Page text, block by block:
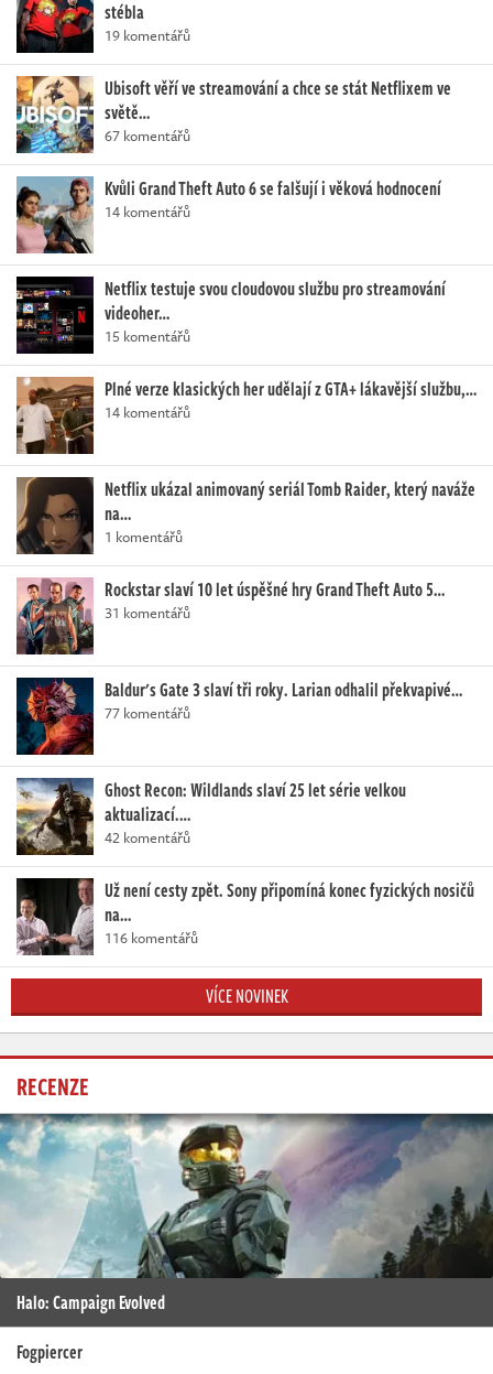
stébla
19 komentářů
Ubisoft věří ve streamování a chce se stát Netflixem ve
světě…
67 komentářů
Kvůli Grand Theft Auto 6 se falšují i věková hodnocení
14 komentářů
Netflix testuje svou cloudovou službu pro streamování
videoher…
15 komentářů
Plné verze klasických her udělají z GTA+ lákavější službu,…
14 komentářů
Netflix ukázal animovaný seriál Tomb Raider, který naváže
na…
1 komentářů
Rockstar slaví 10 let úspěšné hry Grand Theft Auto 5…
31 komentářů
Baldur's Gate 3 slaví tři roky. Larian odhalil překvapivé…
77 komentářů
Ghost Recon: Wildlands slaví 25 let série velkou
aktualizací.…
42 komentářů
Už není cesty zpět. Sony připomíná konec fyzických nosičů
na…
116 komentářů
VÍCE NOVINEK
RECENZE
Halo: Campaign Evolved
Fogpiercer